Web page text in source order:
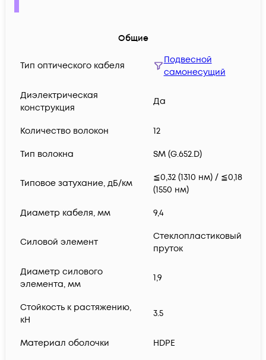
Общие
Тип оптического кабеля
Подвесной
самонесущий
Диэлектрическая
конструкция
Да
Количество волокон 12
Тип волокна SM (G.652.D)
Типовое затухание, дБ/км
≦0,32 (1310 нм) / ≦0,18
(1550 нм)
Диаметр кабеля, мм 9,4
Силовой элемент
Стеклопластиковый
пруток
Диаметр силового
элемента, мм
1,9
Стойкость к растяжению,
кН
3.5
Материал оболочки HDPE